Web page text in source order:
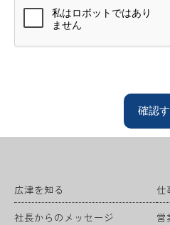
広津を知る
社長からのメッセージ
仕
営